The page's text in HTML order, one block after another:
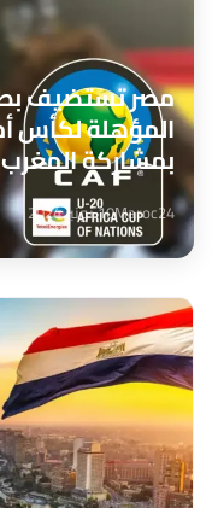
مصر تستضيف
بمشاركة المغرب
Maroc2410 نونبر 2024